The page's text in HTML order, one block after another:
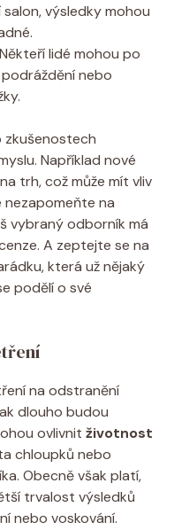
výsledky mohou
Někteří lidé mohou po
nebo
zkušenostech
Například nové
trh, což může mít vliv
na
vybraný odborník má
A zeptejte se na
která už nějaký
podělí o své
na odstranění
dlouho budou
ovlivnit životnost
chloupků nebo
Obecně však platí,
trvalost výsledků
nebo voskování.